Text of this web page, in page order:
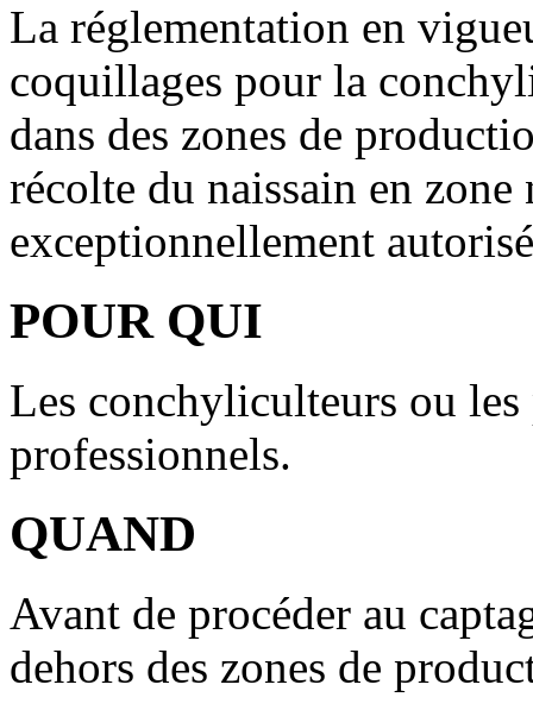
La réglementation en
coquillages pour la
dans des zones de
récolte du naissain en zone
exceptionnellement
POUR QUI
Les conchyliculteurs ou
professionnels.
QUAND
Avant de procéder au
dehors des zones de